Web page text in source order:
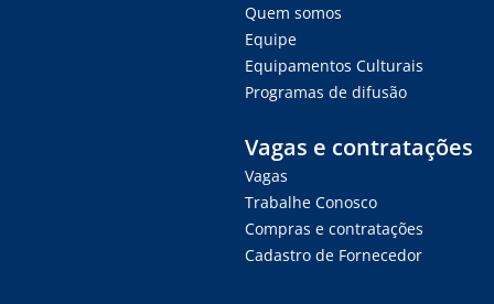
Quem somos
Equipe
Equipamentos Culturais
Programas de difusão
Vagas e contratações
Vagas
Trabalhe Conosco
Compras e contratações
Cadastro de Fornecedor